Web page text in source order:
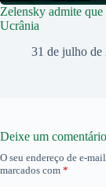
Zelensky admite que
Ucrânia
31 de julho de
Deixe um comentário
O seu endereço de e-
marcados com *